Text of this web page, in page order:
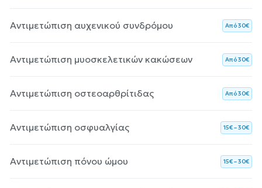
Αντιμετώπιση αυχενικού συνδρόμου Aπό 30€
Αντιμετώπιση μυοσκελετικών κακώσεων Aπό 30€
Αντιμετώπιση οστεοαρθρίτιδας Aπό 30€
Αντιμετώπιση οσφυαλγίας 15€ – 30€
Αντιμετώπιση πόνου ώμου 15€ – 30€